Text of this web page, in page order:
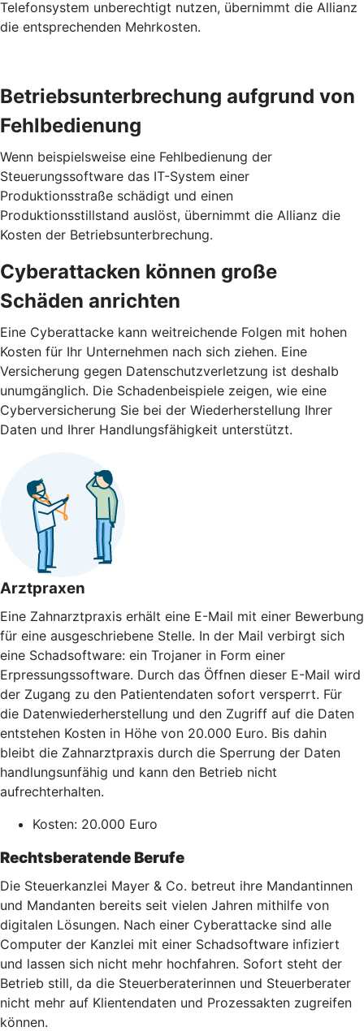
Telefonsystem unberechtigt nutzen, übernimmt die Allianz
die entsprechenden Mehrkosten.
Betriebs­unterbrechung aufgrund von
Fehl­bedienung
Wenn beispielsweise eine Fehlbedienung der
Steuerungssoftware das IT-System einer
Produktionsstraße schädigt und einen
Produktionsstillstand auslöst, übernimmt die Allianz die
Kosten der Betriebsunterbrechung.
Cyber­attacken können große
Schäden anrichten
Eine Cyberattacke kann weitreichende Folgen mit hohen
Kosten für Ihr Unternehmen nach sich ziehen. Eine
Versicherung gegen Daten­schutz­verletzung ist deshalb
unumgänglich. Die Schaden­beispiele zeigen, wie eine
Cyberversicherung Sie bei der Wieder­herstellung Ihrer
Daten und Ihrer Handlungs­fähigkeit unterstützt.
Arztpraxen
Eine Zahnarztpraxis erhält eine E-Mail mit einer Bewerbung
für eine ausgeschriebene Stelle. In der Mail verbirgt sich
eine Schadsoftware: ein Trojaner in Form einer
Erpressungssoftware. Durch das Öffnen dieser E-Mail wird
der Zugang zu den Patientendaten sofort versperrt. Für
die Datenwiederherstellung und den Zugriff auf die Daten
entstehen Kosten in Höhe von 20.000 Euro. Bis dahin
bleibt die Zahnarztpraxis durch die Sperrung der Daten
handlungsunfähig und kann den Betrieb nicht
aufrechterhalten.
Kosten: 20.000 Euro
Rechtsberatende Berufe
Die Steuerkanzlei Mayer & Co. betreut ihre Mandantinnen
und Mandanten bereits seit vielen Jahren mithilfe von
digitalen Lösungen. Nach einer Cyberattacke sind alle
Computer der Kanzlei mit einer Schadsoftware infiziert
und lassen sich nicht mehr hochfahren. Sofort steht der
Betrieb still, da die Steuerberaterinnen und Steuerberater
nicht mehr auf Klientendaten und Prozessakten zugreifen
können.